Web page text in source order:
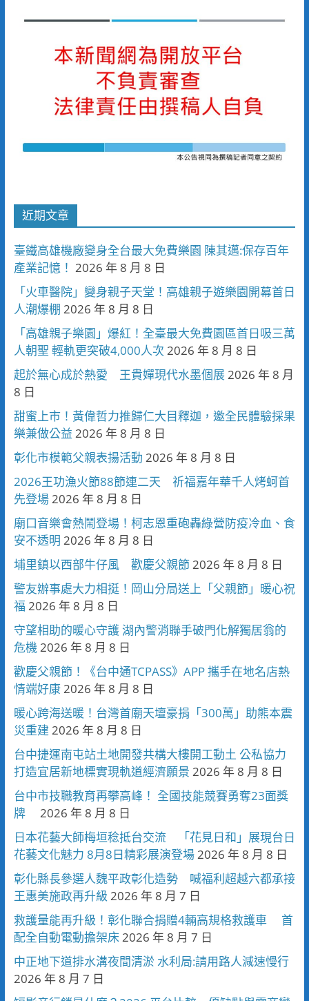
近期文章
臺鐵高雄機廠變身全台最大免費樂園 陳其邁:保存百年
產業記憶！ 2026 年 8 月 8 日
「火車醫院」變身親子天堂！高雄親子遊樂園開幕首日
人潮爆棚 2026 年 8 月 8 日
「高雄親子樂園」爆紅！全臺最大免費園區首日吸三萬
人朝聖 輕軌更突破4,000人次 2026 年 8 月 8 日
起於無心成於熱愛 王貴嬋現代水墨個展 2026 年 8 月
8 日
甜蜜上市！黃偉哲力推歸仁大目釋迦，邀全民體驗採果
樂兼做公益 2026 年 8 月 8 日
彰化市模範父親表揚活動 2026 年 8 月 8 日
2026王功漁火節88節連二天 祈福嘉年華千人烤蚵首
先登場 2026 年 8 月 8 日
廟口音樂會熱鬧登場！柯志恩重砲轟綠營防疫冷血、食
安不透明 2026 年 8 月 8 日
埔里鎮以西部牛仔風 歡慶父親節 2026 年 8 月 8 日
警友辦事處大力相挺！岡山分局送上「父親節」暖心祝
福 2026 年 8 月 8 日
守望相助的暖心守護 湖內警消聯手破門化解獨居翁的
危機 2026 年 8 月 8 日
歡慶父親節！《台中通TCPASS》APP 攜手在地名店熱
情端好康 2026 年 8 月 8 日
暖心跨海送暖！台灣首廟天壇豪捐「300萬」助熊本震
災重建 2026 年 8 月 8 日
台中捷運南屯站土地開發共構大樓開工動土 公私協力
打造宜居新地標實現軌道經濟願景 2026 年 8 月 8 日
台中市技職教育再攀高峰！ 全國技能競賽勇奪23面獎
牌
2026 年 8 月 8 日
日本花藝大師梅垣稔抵台交流 「花見日和」展現台日
花藝文化魅力 8月8日精彩展演登場 2026 年 8 月 8 日
彰化縣長參選人魏平政彰化造勢 喊福利超越六都承接
王惠美施政再升級 2026 年 8 月 7 日
救護量能再升級！彰化聯合捐贈4輛高規格救護車 首
配全自動電動擔架床 2026 年 8 月 7 日
中正地下道排水溝夜間清淤 水利局:請用路人減速慢行
2026 年 8 月 7 日